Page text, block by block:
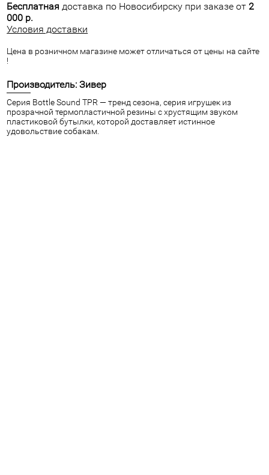
Бесплатная доставка по Новосибирску при заказе от 2
000 р.
Условия доставки
Цена в розничном магазине может отличаться от цены на сайте
!
Производитель: Зивер
Серия Bottle Sound TPR — тренд сезона, серия игрушек из
прозрачной термопластичной резины с хрустящим звуком
пластиковой бутылки, которой доставляет истинное
удовольствие собакам.